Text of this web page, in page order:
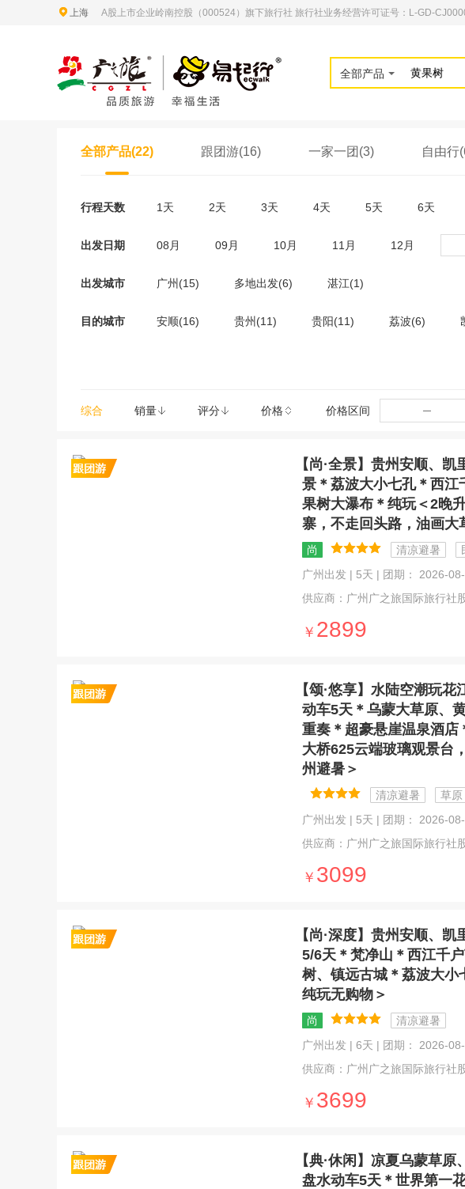
上海 A股上市企业岭南控股（000524）旗下旅行社 旅行社业务经营许可证号：L-GD-
全部产品
全部产品(22) 跟团游(16) 一家一团(3) 自由行
行程天数 1天 2天 3天 4天 5天 6天
出发日期 08月 09月 10月 11月 12月
出发城市 广州(15) 多地出发(6) 湛江(1)
目的城市 安顺(16) 贵州(11) 贵阳(11) 荔波(6)
综合 销量 评分 价格 价格区间 ─
【尚·全景】贵州安顺、
景＊荔波大小七孔＊西江
果树大瀑布＊纯玩＜2晚
寨，不走回头路，油画大
尚 清凉避暑
广州出发 | 5天 | 团期： 2026-
供应商：广州广之旅国际旅行社
￥ 2899
【颂·悠享】水陆空潮玩
动车5天＊乌蒙大草原、
重奏＊超豪悬崖温泉酒店
大桥625云端玻璃观景台
州避暑＞
清凉避暑
草原
广州出发 | 5天 | 团期： 2026-
供应商：广州广之旅国际旅行社
￥ 3099
【尚·深度】贵州安顺、
5/6天＊梵净山＊西江千
树、镇远古城＊荔波大小
纯玩无购物＞
尚
清凉避暑
广州出发 | 6天 | 团期： 2026-
供应商：广州广之旅国际旅行社
￥ 3699
【典·休闲】凉夏乌蒙草
盘水动车5天＊世界第一